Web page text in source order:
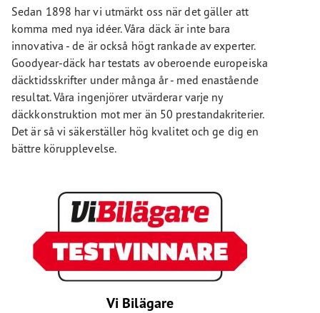
Sedan 1898 har vi utmärkt oss när det gäller att
komma med nya idéer. Våra däck är inte bara
innovativa - de är också högt rankade av experter.
Goodyear-däck har testats av oberoende europeiska
däcktidsskrifter under många år - med enastående
resultat. Våra ingenjörer utvärderar varje ny
däckkonstruktion mot mer än 50 prestandakriterier.
Det är så vi säkerställer hög kvalitet och ge dig en
bättre körupplevelse.
Vi Bilägare